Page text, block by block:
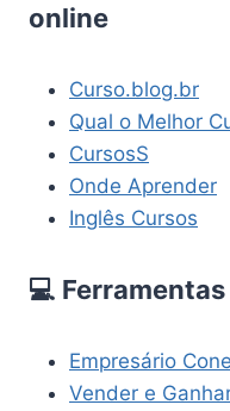
online
Curso.blog.br
Qual o Melhor
CursosS
Onde Aprender
Inglês Cursos
💻
Empresário
Vender e